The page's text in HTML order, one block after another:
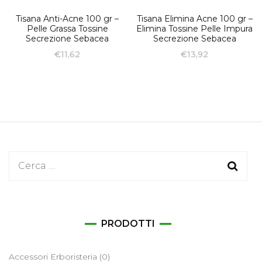
Tisana Anti-Acne 100 gr –
Pelle Grassa Tossine
Secrezione Sebacea
€11,62
Tisana Elimina Acne 100 gr –
Elimina Tossine Pelle Impura
Secrezione Sebacea
€13,92
Ricerca
PRODOTTI
Accessori Erboristeria (0)